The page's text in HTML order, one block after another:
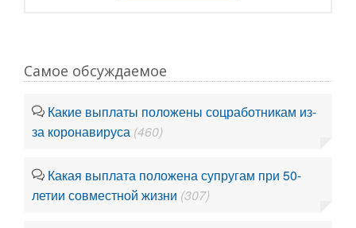
Самое обсуждаемое
Какие выплаты положены соцработникам из-
за коронавируса (460)
Какая выплата положена супругам при 50-
летии совместной жизни (307)